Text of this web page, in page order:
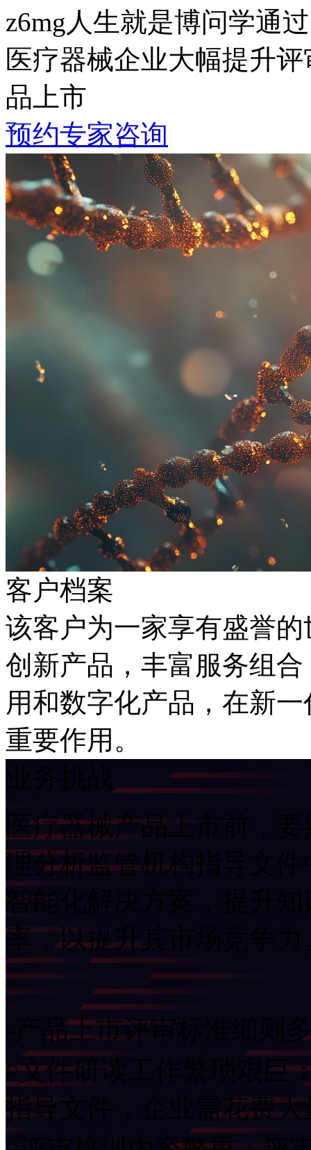
z6mg人生就是博问学通
医疗器械企业大幅提升评
品上市
预约专家咨询
客户档案
该客户为一家享有盛誉的
创新产品，丰富服务组
用和数字化产品，在
重要作用。
医疗器械产品上市前，
理分析监管机构指导文
智能化解决方案，提升
率，以提升其市场竞争
-产品上市评审标准细则
￮文件研读工作繁琐艰巨
指导文件，企业需花